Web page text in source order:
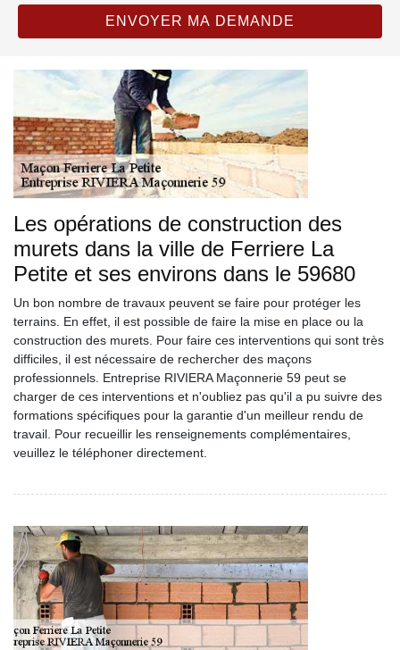
Les opérations de construction des
murets dans la ville de Ferriere La
Petite et ses environs dans le 59680
Un bon nombre de travaux peuvent se faire pour protéger les
terrains. En effet, il est possible de faire la mise en place ou la
construction des murets. Pour faire ces interventions qui sont très
difficiles, il est nécessaire de rechercher des maçons
professionnels. Entreprise RIVIERA Maçonnerie 59 peut se
charger de ces interventions et n'oubliez pas qu'il a pu suivre des
formations spécifiques pour la garantie d'un meilleur rendu de
travail. Pour recueillir les renseignements complémentaires,
veuillez le téléphoner directement.